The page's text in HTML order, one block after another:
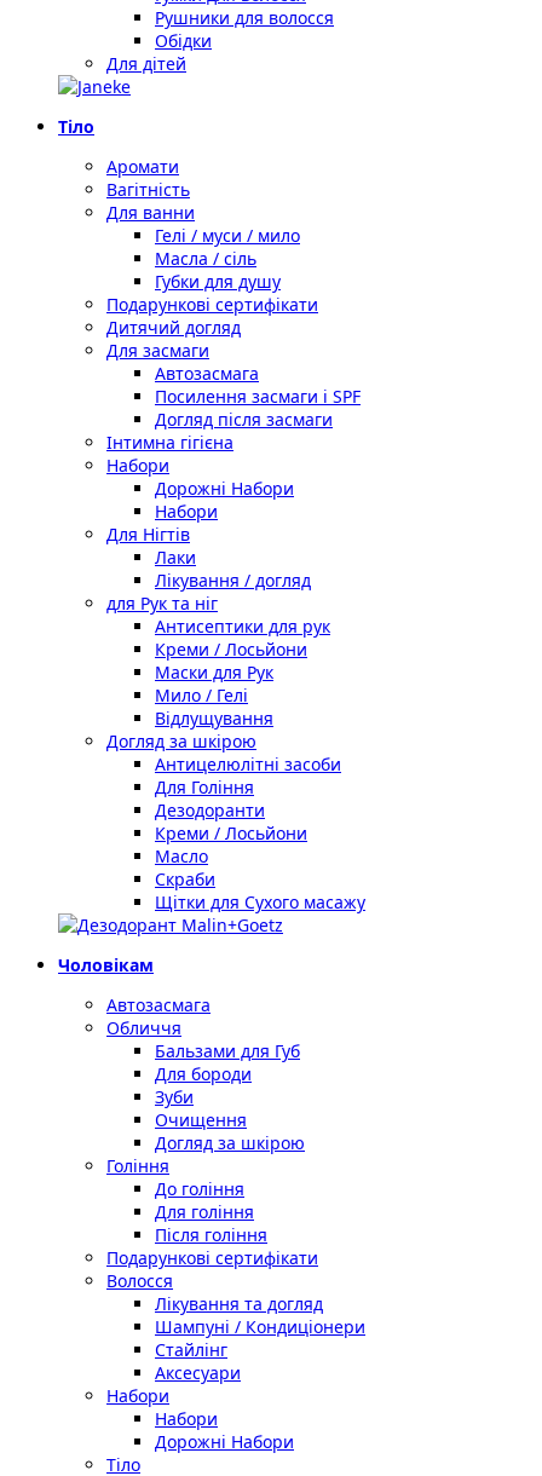
Рушники для волосся
Обідки
Для дітей
Тіло
Аромати
Вагітність
Для ванни
Гелі / муси / мило
Масла / сіль
Губки для душу
Подарункові сертифікати
Дитячий догляд
Для засмаги
Автозасмага
Посилення засмаги і SPF
Догляд після засмаги
Інтимна гігієна
Набори
Дорожні Набори
Набори
Для Нігтів
Лаки
Лікування / догляд
для Рук та ніг
Антисептики для рук
Креми / Лосьйони
Маски для Рук
Мило / Гелі
Відлущування
Догляд за шкірою
Антицелюлітні засоби
Для Гоління
Дезодоранти
Креми / Лосьйони
Масло
Скраби
Щітки для Сухого масажу
Чоловікам
Автозасмага
Обличчя
Бальзами для Губ
Для бороди
Зуби
Очищення
Догляд за шкірою
Гоління
До гоління
Для гоління
Після гоління
Подарункові сертифікати
Волосся
Лікування та догляд
Шампуні / Кондиціонери
Стайлінг
Аксесуари
Набори
Набори
Дорожні Набори
Тіло